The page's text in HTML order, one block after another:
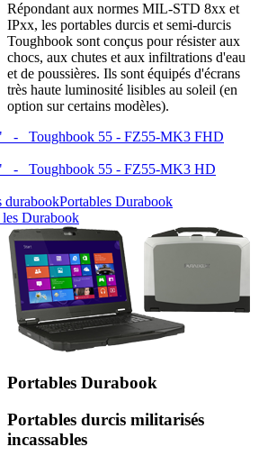
Répondant aux normes MIL-STD 8xx et
IPxx, les portables durcis et semi-durcis
Toughbook sont conçus pour résister aux
chocs, aux chutes et aux infiltrations d'eau
et de poussières. Ils sont équipés d'écrans
très haute luminosité lisibles au soleil (en
option sur certains modèles).
- Toughbook 55 - FZ55-MK3 FHD
- Toughbook 55 - FZ55-MK3 HD
Portables Durabook
les Durabook
Portables Durabook
Portables durcis militarisés
incassables